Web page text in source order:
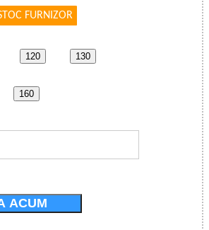
FURNIZOR
120 130
160
ACUM